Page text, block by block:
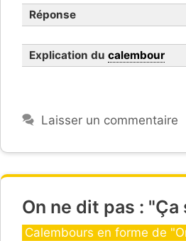
Réponse
Explication du calembour
Laisser un commentaire
On ne dit pas :
Catégories
Calembours en forme de